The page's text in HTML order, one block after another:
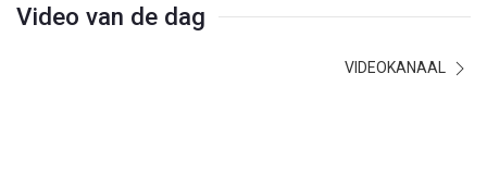
Video van de dag
VIDEOKANAAL